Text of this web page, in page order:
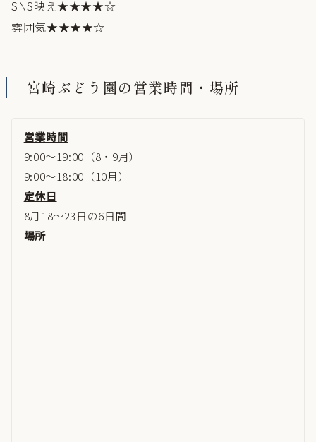
SNS映え★★★★☆
雰囲気★★★★☆
宮崎ぶどう園の営業時間・場所
営業時間
9:00～19:00（8・9月）
9:00～18:00（10月）
定休日
8月18～23日の6日間
場所